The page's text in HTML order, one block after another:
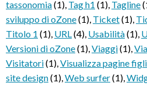
tassonomia(1), Tag h1 (1), Tagline
sviluppo di oZone(1), Ticket(1),
Titolo 1 (1), URL(4), Usabilità(1),
Versioni di oZone(1),Viaggi(1),
Visitatori(1),Visualizza pagine
site design(1),Web surfer(1),